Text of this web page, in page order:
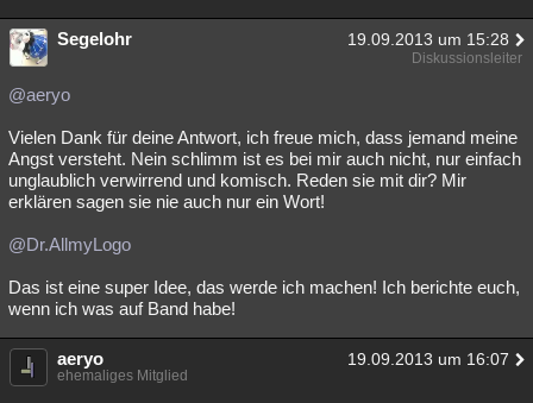
Segelohr 19.09.2013 um 15:28
Diskussionsleiter
@aeryo
Vielen Dank für deine Antwort, ich freue mich, dass jemand meine
Angst versteht. Nein schlimm ist es bei mir auch nicht, nur einfach
unglaublich verwirrend und komisch. Reden sie mit dir? Mir
erklären sagen sie nie auch nur ein Wort!
@Dr.AllmyLogo
Das ist eine super Idee, das werde ich machen! Ich berichte euch,
wenn ich was auf Band habe!
aeryo 19.09.2013 um 16:07
ehemaliges Mitglied